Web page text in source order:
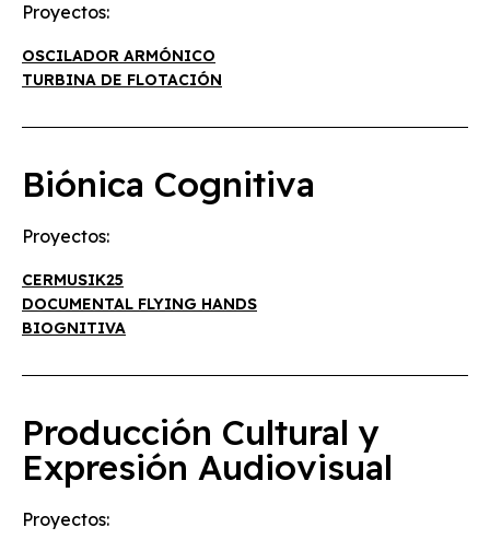
Proyectos:
OSCILADOR ARMÓNICO
TURBINA DE FLOTACIÓN
Biónica Cognitiva
Proyectos:
CERMUSIK25
DOCUMENTAL FLYING HANDS
BIOGNITIVA
Producción Cultural y
Expresión Audiovisual
Proyectos: